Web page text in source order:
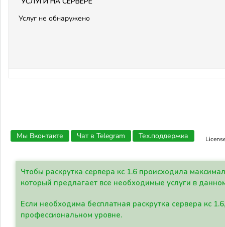
Услуг не обнаружено
Мы Вконтакте Чат в Telegram Тех.поддержка
Чтобы раскрутка сервера кс 1.6 происходила
который предлагает все необходимые услуги в
Если необходима бесплатная раскрутка сервера кс
профессиональном уровне.